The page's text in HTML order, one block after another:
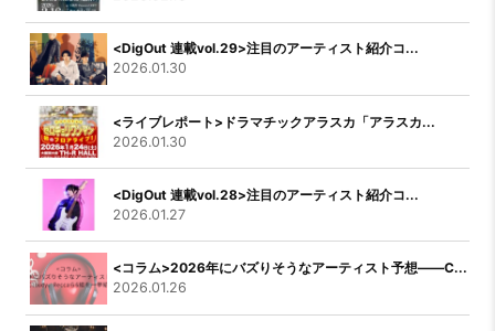
<DigOut 連載vol.29>注目のアーティスト紹介コ...
2026.01.30
<ライブレポート>ドラマチックアラスカ「アラスカ...
2026.01.30
<DigOut 連載vol.28>注目のアーティスト紹介コ...
2026.01.27
<コラム>2026年にバズりそうなアーティスト予想――C...
2026.01.26